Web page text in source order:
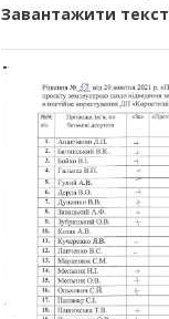
Завантажити текст